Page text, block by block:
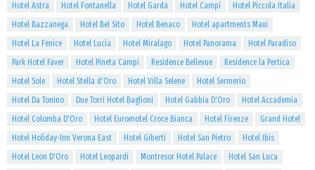
Hotel Astra
Hotel Fontanella Hotel Garda Hotel Campi
Hotel Piccola Italia
Hotel Bazzanega
Hotel Bel Sito Hotel Benaco
Hotel apartments Maxi
Hotel La Fenice
Hotel Lucia Hotel Miralago Hotel Panorama
Hotel Paradiso
Park Hotel Faver
Hotel Pineta Campi Residence Bellevue
Residence la Pertica
Hotel Sole
Hotel Stella d'Oro Hotel Villa Selene
Hotel Sermerio
Hotel Da Tonino
Due Torri Hotel Baglioni Hotel Gabbia D'Oro
Hotel Accademia
Hotel Colomba D'Oro
Hotel Euromotel Croce Bianca Hotel Firenze
Grand Hotel
Hotel Holiday-Inn Verona East
Hotel Giberti Hotel San Pietro
Hotel Ibis
Hotel Leon D'Oro
Hotel Leopardi Montresor Hotel Palace
Hotel San Luca